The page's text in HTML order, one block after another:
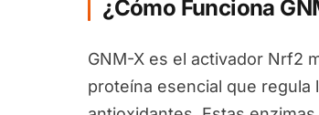
¿Cómo Funciona
GNM-X es el activador Nrf2
proteína esencial que